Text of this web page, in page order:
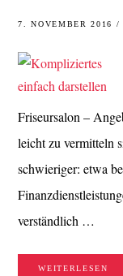
7. NOVEMBER 2016 /
Friseursalon –
leicht zu vermitteln
schwieriger: etwa
verständlich …
WEITERLESEN